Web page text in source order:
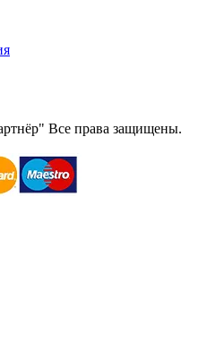
Все права защищены.